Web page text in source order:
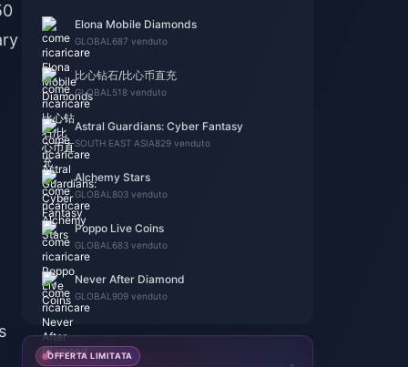
Elona Mobile Diamonds
GLOBAL 687 venduto
比心钻石/比心币直充
GLOBAL 518 venduto
Astral Guardians: Cyber Fantasy
SOUTH EAST ASIA829 venduto
Alchemy Stars
GLOBAL 803 venduto
Poppo Live Coins
GLOBAL 683 venduto
Never After Diamond
GLOBAL 909 venduto
OFFERTA LIMITATA